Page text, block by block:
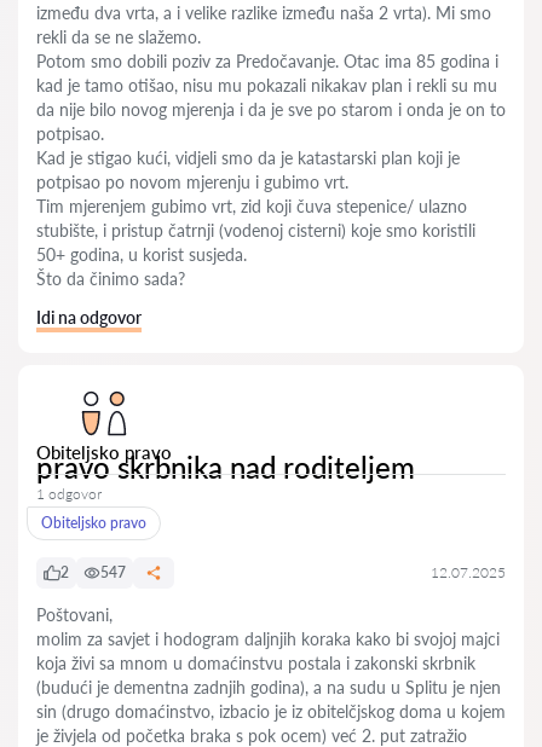
između dva vrta, a i velike razlike između naša 2 vrta). Mi smo
rekli da se ne slažemo.
Potom smo dobili poziv za Predočavanje. Otac ima 85 godina i
kad je tamo otišao, nisu mu pokazali nikakav plan i rekli su mu
da nije bilo novog mjerenja i da je sve po starom i onda je on to
potpisao.
Kad je stigao kući, vidjeli smo da je katastarski plan koji je
potpisao po novom mjerenju i gubimo vrt.
Tim mjerenjem gubimo vrt, zid koji čuva stepenice/ ulazno
stubište, i pristup čatrnji (vodenoj cisterni) koje smo koristili
50+ godina, u korist susjeda.
Što da činimo sada?
Idi na odgovor
Obiteljsko pravo
pravo skrbnika nad roditeljem
1 odgovor
Obiteljsko pravo
2 547 12.07.2025
Poštovani,
molim za savjet i hodogram daljnjih koraka kako bi svojoj majci
koja živi sa mnom u domaćinstvu postala i zakonski skrbnik
(budući je dementna zadnjih godina), a na sudu u Splitu je njen
sin (drugo domaćinstvo, izbacio je iz obitelčjskog doma u kojem
je živjela od početka braka s pok ocem) već 2. put zatražio